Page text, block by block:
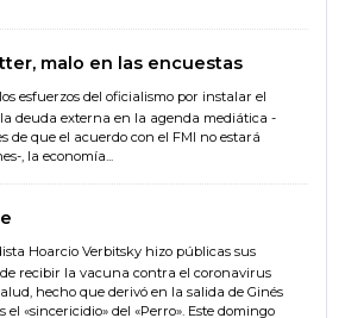
malo en las encuestas
esfuerzos del oficialismo por instalar el
deuda externa en la agenda mediática -
de que el acuerdo con el FMI no estará
, la economía...
Hoarcio Verbitsky hizo públicas sus
recibir la vacuna contra el coronavirus
hecho que derivó en la salida de Ginés
el «sincericidio» del «Perro». Este domingo